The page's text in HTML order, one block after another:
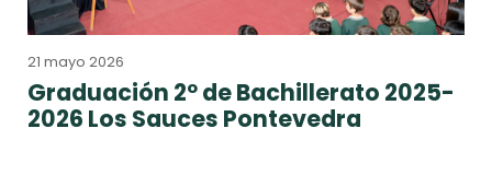
21 mayo 2026
Graduación 2º de Bachillerato 2025-
2026 Los Sauces Pontevedra